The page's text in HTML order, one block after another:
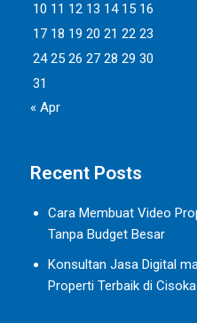
10 11 12 13 14 15 16
17 18 19 20 21 22 23
24 25 26 27 28 29 30
31
« Apr
Recent Posts
Cara Membuat Video
Tanpa Budget Besar
Konsultan Jasa Digital
Properti Terbaik di